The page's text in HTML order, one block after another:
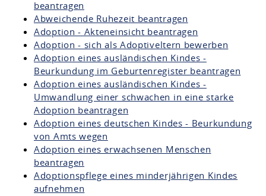
beantragen
Abweichende Ruhezeit beantragen
Adoption - Akteneinsicht beantragen
Adoption - sich als Adoptiveltern bewerben
Adoption eines ausländischen Kindes -
Beurkundung im Geburtenregister beantragen
Adoption eines ausländischen Kindes -
Umwandlung einer schwachen in eine starke
Adoption beantragen
Adoption eines deutschen Kindes - Beurkundung
von Amts wegen
Adoption eines erwachsenen Menschen
beantragen
Adoptionspflege eines minderjährigen Kindes
aufnehmen